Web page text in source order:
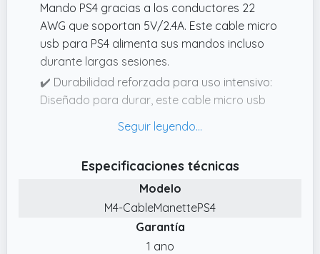
Mando PS4 gracias a los conductores 22
AWG que soportan 5V/2.4A. Este cable micro
usb para PS4 alimenta sus mandos incluso
durante largas sesiones.
✔️ Durabilidad reforzada para uso intensivo:
Diseñado para durar, este cable micro usb
Perfecto como cable cargador para Xbox
Mando PS4 fiable y constante.
✔️ Compatibilidad universal optimizada: Este
cable micro usb para PS4 es su solución
única. Perfectamente compatible con Sony
PS4 (DualShock 4, PS4 Pro, PS4 Slim),funciona
Especificaciones técnicas
Modelo
M4-CableManettePS4
Garantía
1 ano